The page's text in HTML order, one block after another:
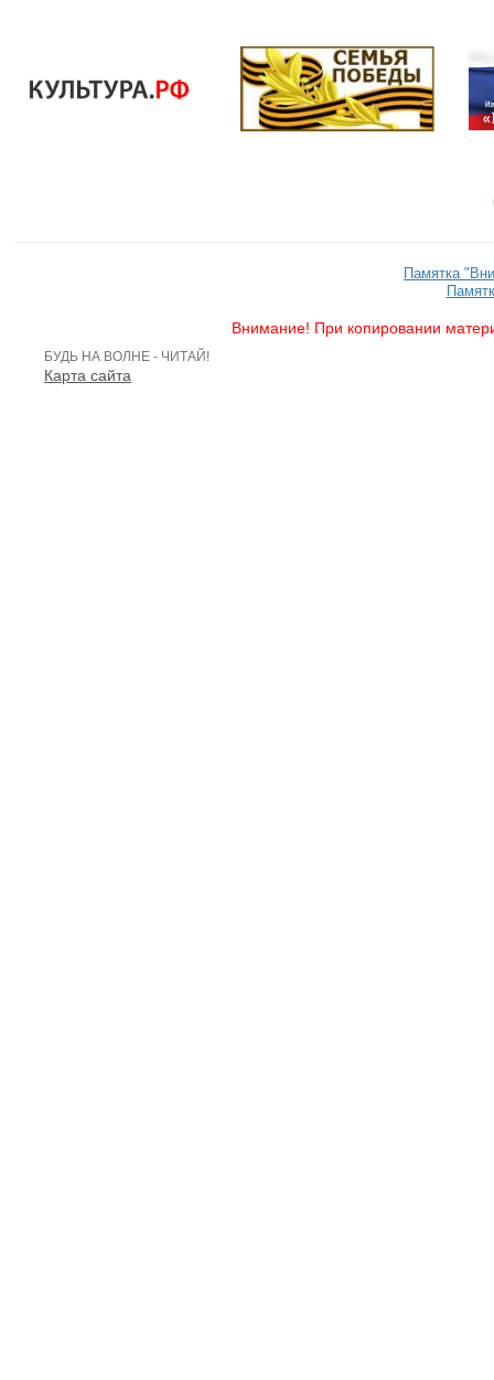
Памятка
Внимание! При копировании
БУДЬ НА ВОЛНЕ - ЧИТАЙ!
Карта сайта